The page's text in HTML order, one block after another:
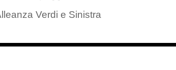
Verdi e Sinistra